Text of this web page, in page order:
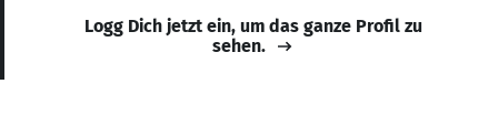
Logg Dich jetzt ein, um das ganze Profil zu
sehen.